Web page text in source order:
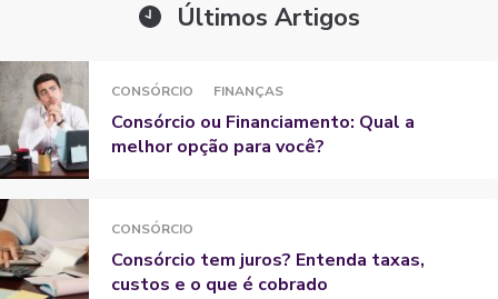
Últimos Artigos
CONSÓRCIO FINANÇAS
Consórcio ou Financiamento: Qual a
melhor opção para você?
CONSÓRCIO
Consórcio tem juros? Entenda taxas,
custos e o que é cobrado